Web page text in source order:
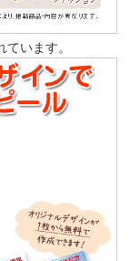
います。